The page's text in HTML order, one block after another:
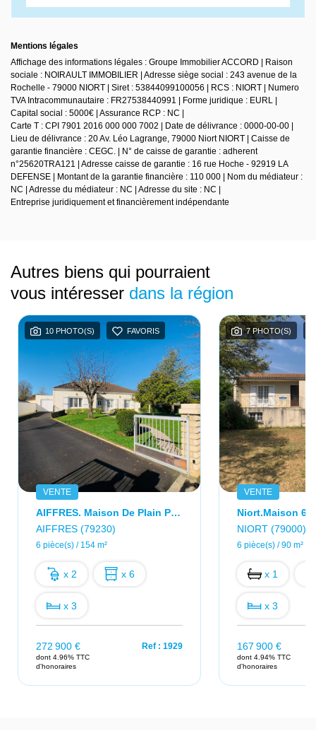
Mentions légales
Affichage des informations légales : Groupe Immobilier ACCORD | Raison
sociale : NOIRAULT IMMOBILIER | Adresse siège social : 243 avenue de la
Rochelle - 79000 NIORT | Siret : 53844099100056 | RCS : NIORT | Numero
TVA Intracommunautaire : FR27538440991 | Forme juridique : EURL |
Capital social : 5000€ | Assurance RCP : NC |
Carte T : CPI 7901 2016 000 000 7002 | Date de délivrance : 0000-00-00 |
Lieu de délivrance : 20 Av. Léo Lagrange, 79000 Niort NIORT | Caisse de
garantie financière : CEGC. | N° de caisse de garantie : adherent
n°25620TRA121 | Adresse caisse de garantie : 16 rue Hoche - 92919 LA
DEFENSE | Montant de la garantie financière : 110 000 | Nom du médiateur :
NC | Adresse du médiateur : NC | Adresse du site : NC |
Entreprise juridiquement et financièrement indépendante
Autres biens qui pourraient
vous intéresser dans la région
10 PHOTO(S) FAVORIS
VENTE
AIFFRES. Maison De Plain Pied 154m2. 6 Pièces.
AIFFRES (79230)
6 pièce(s) / 154 m²
x 2 x 6
x 3
272 900 €
dont 4.96% TTC
d'honoraires
Ref : 1929
7 PHOTO(S)
VENTE
Niort.Maison 6
NIORT (79000)
6 pièce(s) / 90 m²
x 1
x 3
167 900 €
dont 4.94% TTC
d'honoraires